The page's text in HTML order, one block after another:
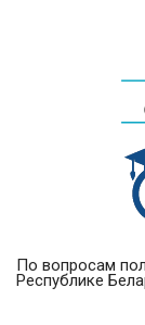
По вопросам
Республике